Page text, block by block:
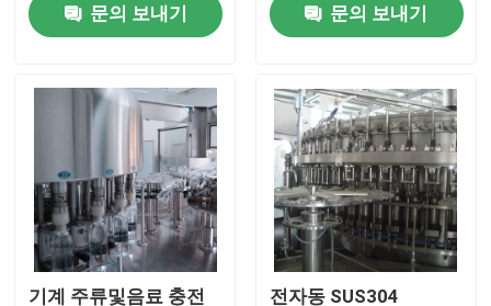
연락주세요
뉴스
인용문을 요구하세요
주스 충전물 기계
자동 오일 충전기
문의 보내기 문의 보내기
기계 주류및음료 충전 전자동 SUS304